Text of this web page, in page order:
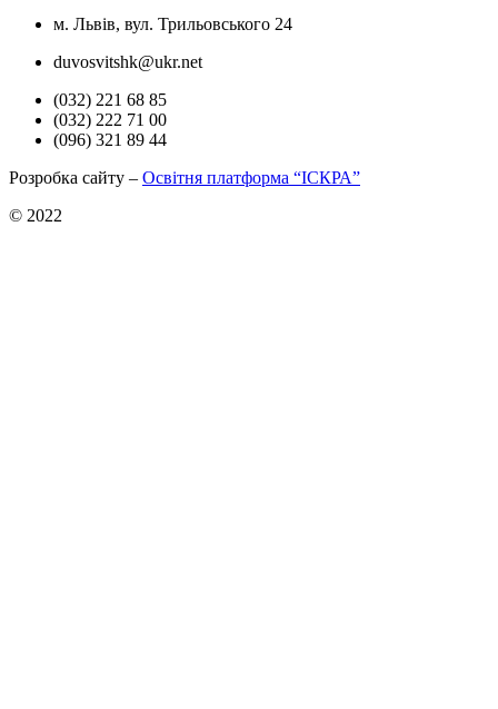
м. Львів, вул. Трильовського 24
duvosvitshk@ukr.net
(032) 221 68 85
(032) 222 71 00
(096) 321 89 44
Розробка сайту – Освітня платформа “ІСКРА”
© 2022